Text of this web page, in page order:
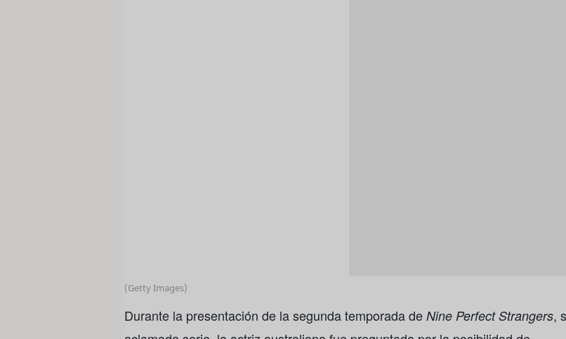
(Getty Images)
Durante la presentación de la segunda temporada de Nine Perfect Strangers,